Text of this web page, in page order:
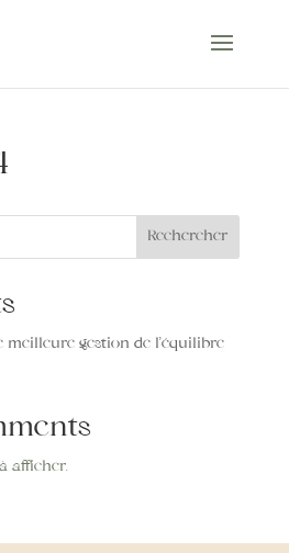
Rechercher
gestion de l’équilibre
afficher.